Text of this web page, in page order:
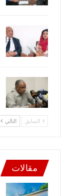
السابق التالي
مقالات